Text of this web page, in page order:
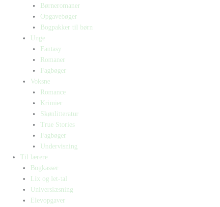
Børneromaner
Opgavebøger
Bogpakker til børn
Unge
Fantasy
Romaner
Fagbøger
Voksne
Romance
Krimier
Skønlitteratur
True Stories
Fagbøger
Undervisning
Til lærere
Bogkasser
Lix og let-tal
Universlæsning
Elevopgaver